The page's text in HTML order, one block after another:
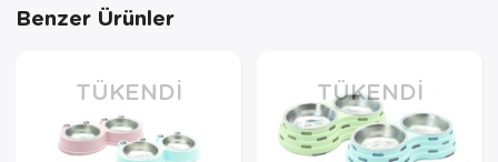
Benzer Ürünler
TÜKENDI TÜKENDI